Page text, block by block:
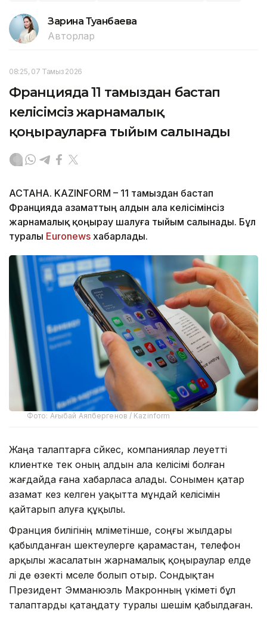
Зарина Туғанбаева
Авторлар
08:25, 07 Тамыз 2026
Францияда 11 тамыздан бастап
келісімсіз жарнамалық
қоңырауларға тыйым салынады
АСТАНА. KAZINFORM – 11 тамыздан бастап
Францияда азаматтың алдын ала келісімінсіз
жарнамалық қоңырау шалуға тыйым салынады. Бұл
туралы Euronews хабарлады.
Фото: Ағыбай Аяпбергенов / Kazinform
Жаңа талаптарға сәйкес, компаниялар әлеуетті
клиентке тек оның алдын ала келісімі болған
жағдайда ғана хабарласа алады. Сонымен қатар
азамат кез келген уақытта мұндай келісімін
қайтарып алуға құқылы.
Франция билігінің мәліметінше, соңғы жылдары
қабылданған шектеулерге қарамастан, телефон
арқылы жасалатын жарнамалық қоңыраулар елде
әлі де өзекті мәселе болып отыр. Сондықтан
Президент Эмманюэль Макронның үкіметі бұл
талаптарды қатаңдату туралы шешім қабылдаған.